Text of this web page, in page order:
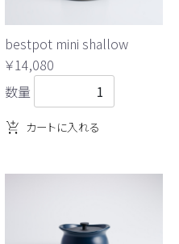
bestpot mini shallow
￥14,080
数量
カートに入れる